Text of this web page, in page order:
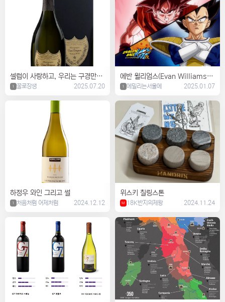
셀럽이 사랑하고, 우리는 구경만하
는 돔페리뇽
1 꿀로장생 2025.07.20
에반 윌리엄스(Evan Williams) v
s 짐 빔(Jim Beam)
1 에밀리는서울에 2025.01.07
하정우 와인 그리고 썰
1 처음처럼 어제처럼 2024.12.12
위스키 칠링스톤
M 18K반지의제왕 2024.11.24